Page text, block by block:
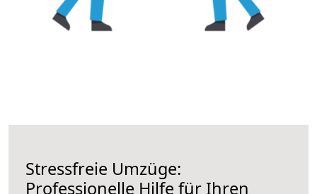
Stressfreie Umzüge:
Professionelle Hilfe für Ihren